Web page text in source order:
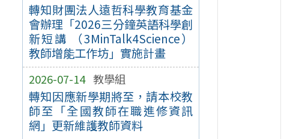
轉知財團法人遠哲科學教育基金
會辦理「2026三分鐘英語科學創
新短講 （3MinTalk4Science）
教師增能工作坊」實施計畫
2026-07-14 教學組
轉知因應新學期將至，請本校教
師至「全國教師在職進修資訊
網」更新維護教師資料